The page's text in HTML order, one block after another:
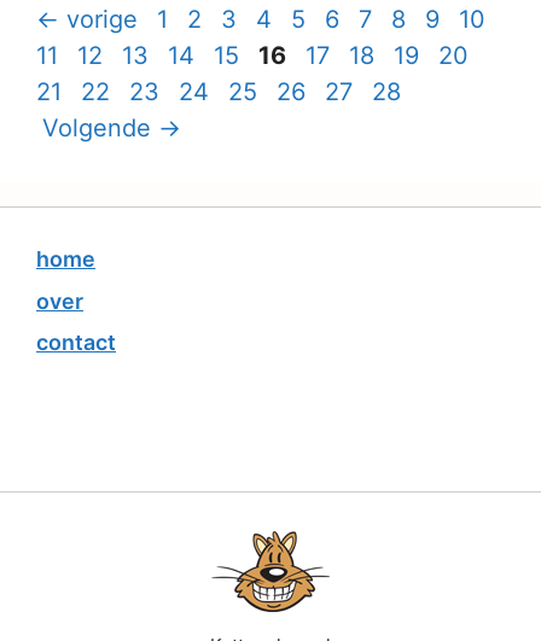
← vorige Pagina
1 Pagina
2 Pagina
3 Pagina
4 Pagina
5 Pagina
6 Pagina
7 Pagina
8 Pagina
9 Pagina
10
11
Pagina
12 Pagina
13 Pagina
14 Pagina
15 Pagina
16 Pagina
17 Pagina
18 Pagina
19 Pagina
20
21
Pagina
22 Pagina
23 Pagina
24 Pagina
25 Pagina
26 Pagina
27 Pagina
28
Volgende →
home
over
contact